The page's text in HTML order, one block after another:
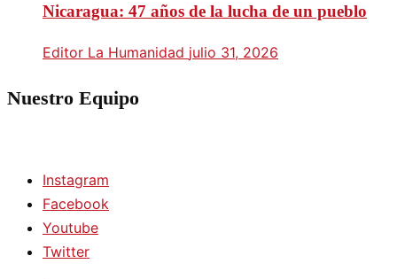
Nicaragua: 47 años de la lucha de un pueblo
Editor La Humanidad julio 31, 2026
Nuestro Equipo
Instagram
Facebook
Youtube
Twitter